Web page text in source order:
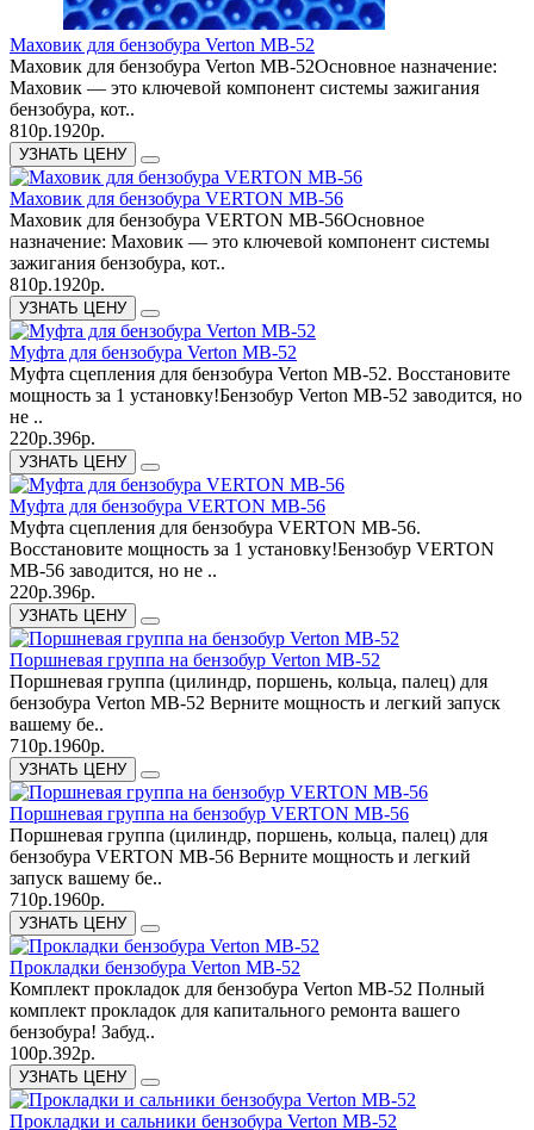
Маховик для бензобура Verton МВ-52
Маховик для бензобура Verton МВ-52Основное назначение:
Маховик — это ключевой компонент системы зажигания
бензобура, кот..
810р.1920р.
УЗНАТЬ ЦЕНУ
Маховик для бензобура VERTON МВ-56
Маховик для бензобура VERTON МВ-56Основное
назначение: Маховик — это ключевой компонент системы
зажигания бензобура, кот..
810р.1920р.
УЗНАТЬ ЦЕНУ
Муфта для бензобура Verton МВ-52
Муфта сцепления для бензобура Verton МВ-52. Восстановите
мощность за 1 установку!Бензобур Verton МВ-52 заводится, но
не ..
220р.396р.
УЗНАТЬ ЦЕНУ
Муфта для бензобура VERTON МВ-56
Муфта сцепления для бензобура VERTON МВ-56.
Восстановите мощность за 1 установку!Бензобур VERTON
МВ-56 заводится, но не ..
220р.396р.
УЗНАТЬ ЦЕНУ
Поршневая группа на бензобур Verton МВ-52
Поршневая группа (цилиндр, поршень, кольца, палец) для
бензобура Verton МВ-52 Верните мощность и легкий запуск
вашему бе..
710р.1960р.
УЗНАТЬ ЦЕНУ
Поршневая группа на бензобур VERTON МВ-56
Поршневая группа (цилиндр, поршень, кольца, палец) для
бензобура VERTON МВ-56 Верните мощность и легкий
запуск вашему бе..
710р.1960р.
УЗНАТЬ ЦЕНУ
Прокладки бензобура Verton МВ-52
Комплект прокладок для бензобура Verton МВ-52 Полный
комплект прокладок для капитального ремонта вашего
бензобура! Забуд..
100р.392р.
УЗНАТЬ ЦЕНУ
Прокладки и сальники бензобура Verton МВ-52